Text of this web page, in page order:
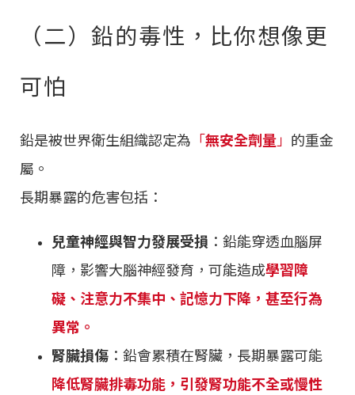
（二）鉛的毒性，比你想像更
可怕
鉛是被世界衛生組織認定為 「無安全劑量」 的重金
屬。
長期暴露的危害包括：
兒童神經與智力發展受損 ：鉛能穿透血腦屏
障，影響大腦神經發育，可能造成學習障
礙、注意力不集中、記憶力下降，甚至行為
異常。
腎臟損傷 ：鉛會累積在腎臟，長期暴露可能
降低腎臟排毒功能，引發腎功能不全或慢性